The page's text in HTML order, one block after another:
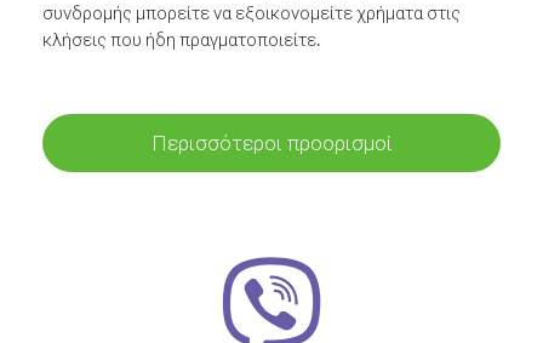
συνδρομής μπορείτε να εξοικονομείτε χρήματα στις
κλήσεις που ήδη πραγματοποιείτε.
Περισσότεροι προορισμοί